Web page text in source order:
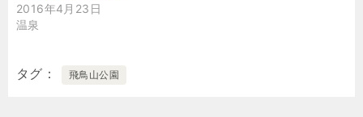
2016年4月23日
温泉
タグ 飛鳥山公園